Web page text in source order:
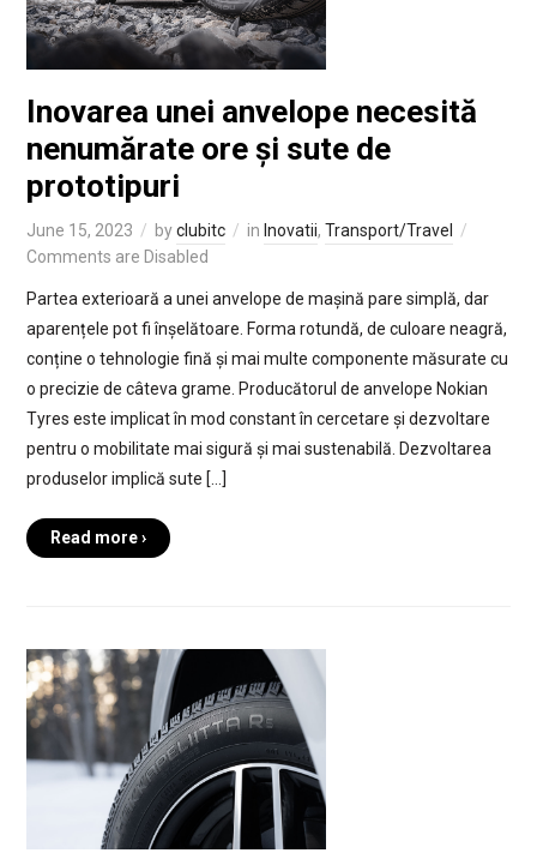
Inovarea unei anvelope necesită
nenumărate ore și sute de
prototipuri
June 15, 2023 byclubitc in Inovatii, Transport/Travel
Comments are Disabled
Partea exterioară a unei anvelope de mașină pare simplă, dar
aparențele pot fi înșelătoare. Forma rotundă, de culoare neagră,
conține o tehnologie fină și mai multe componente măsurate cu
o precizie de câteva grame. Producătorul de anvelope Nokian
Tyres este implicat în mod constant în cercetare și dezvoltare
pentru o mobilitate mai sigură și mai sustenabilă. Dezvoltarea
produselor implică sute […]
Read more ›